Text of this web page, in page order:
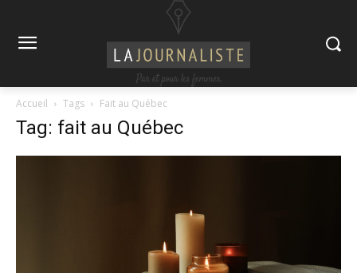
Accueil Tags Fait au Québec
Tag: fait au Québec